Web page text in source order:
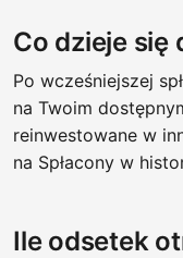
Co dzieje się
Po wcześniejszej
na Twoim
reinwestowane w
na Spłacony w
Ile odsetek